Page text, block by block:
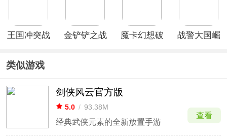
王国冲突战
版
金铲铲之战
魔卡幻想破
战警大国崛
类似游戏
剑侠风云官方版
5.0 / 93.38M
经典武侠元素的全新放置手游
查看